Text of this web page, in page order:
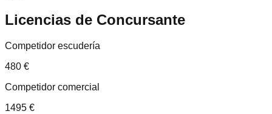
Licencias de Concursante
Competidor escudería
480 €
Competidor comercial
1495 €